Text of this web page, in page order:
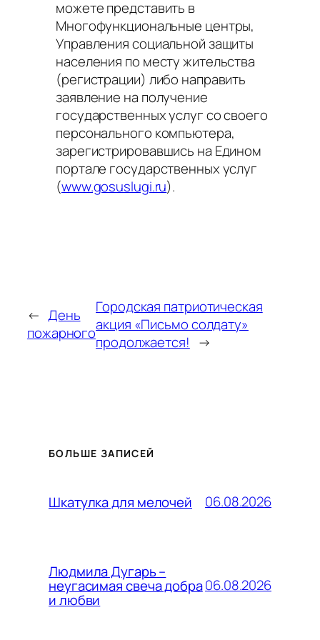
можете представить в
Многофункциональные центры,
Управления социальной защиты
населения по месту жительства
(регистрации) либо направить
заявление на получение
государственных услуг со своего
персонального компьютера,
зарегистрировавшись на Едином
портале государственных услуг
(www.gosuslugi.ru).
← День
пожарного
Городская патриотическая
акция «Письмо солдату»
продолжается! →
БОЛЬШЕ ЗАПИСЕЙ
Шкатулка для мелочей 06.08.2026
Людмила Дугарь –
неугасимая свеча добра
и любви
06.08.2026